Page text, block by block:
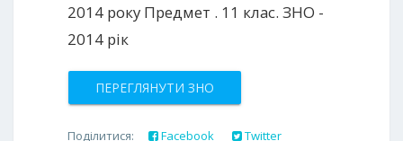
2014 року Предмет . 11 клас. ЗНО -
2014 рік
ПЕРЕГЛЯНУТИ ЗНО
Поділитися: Facebook
Twitter